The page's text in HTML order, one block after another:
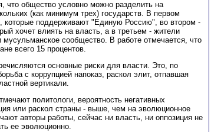
что общество условно можно разделить на
(как минимум трех) государств. В первом
которые поддерживают "Единую Россию", во втором -
хочет влиять на власть, а в третьем - жители
мусульманское сообщество. В работе отмечается, что
всего 15 процентов.
основные риски для власти. Это, по
с коррупцией напоказ, раскол элит, отпавшая
вертикали.
политологи, вероятность негативных
или раскол страны - выше, чем на эволюционное
авторы работы, сейчас ни власть, ни оппозиция не
ее эволюционно.